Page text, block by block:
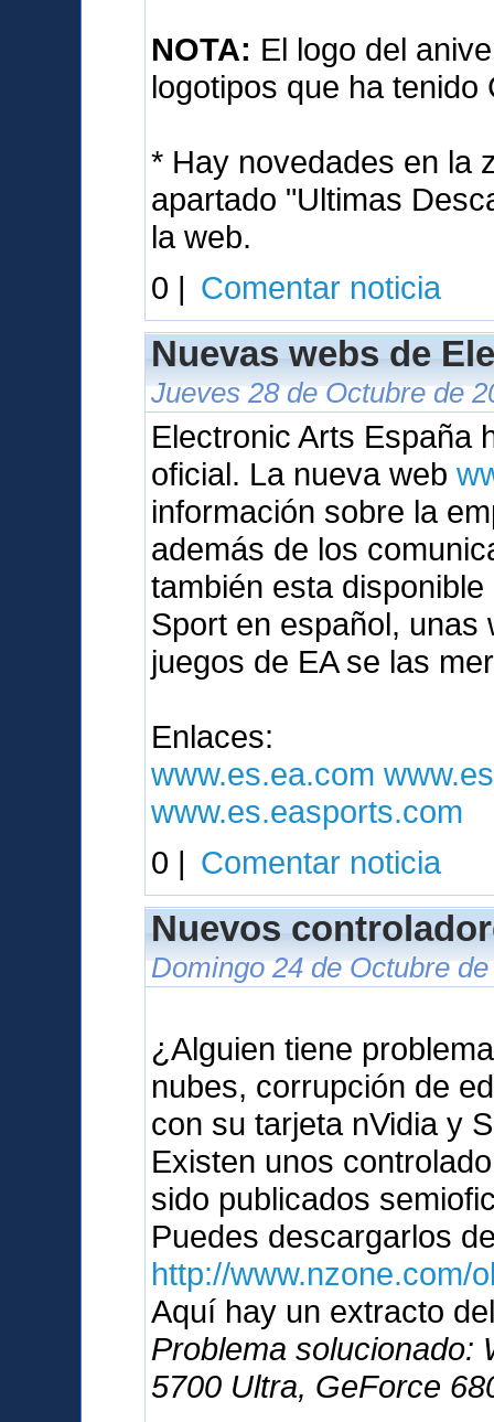
NOTA: El logo del
logotipos que ha tenido
* Hay novedades en la
apartado "Ultimas
la web.
0 | Comentar noticia
Nuevas webs de
Jueves 28 de Octubre de
Electronic Arts España
oficial. La nueva web
información sobre la
además de los
también esta
Sport en español, unas
juegos de EA se las
Enlaces:
www.es.ea.com
www.es.easports.com
0 | Comentar noticia
Nuevos
Domingo 24 de Octubre
¿Alguien tiene
nubes, corrupción de
con su tarjeta nVidia y
Existen unos
sido publicados
Puedes descargarlos
http://www.nzone.com/
Aquí hay un extracto
Problema solucionado:
5700 Ultra, GeForce